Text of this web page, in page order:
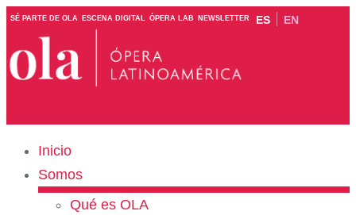
SÉ PARTE DE OLA ESCENA DIGITAL ÓPERA LAB NEWSLETTER ES EN
Inicio
Somos
Qué es OLA